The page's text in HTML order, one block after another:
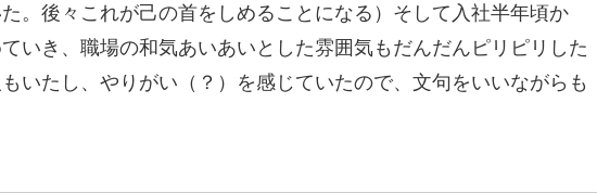
。後々これが己の首をしめることになる）そして入社半年頃か
いき、職場の和気あいあいとした雰囲気もだんだんピリピリした
いたし、やりがい（？）を感じていたので、文句をいいながらも